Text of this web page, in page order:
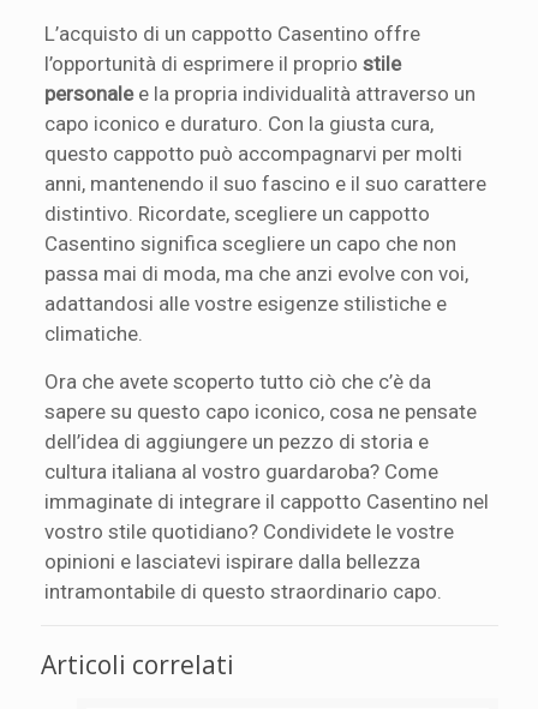
L’acquisto di un cappotto Casentino offre
l’opportunità di esprimere il propriostile
personalee la propria individualità attraverso un
capo iconico e duraturo. Con la giusta cura,
questo cappotto può accompagnarvi per molti
anni, mantenendo il suo fascino e il suo carattere
distintivo. Ricordate, scegliere un cappotto
Casentino significa scegliere un capo che non
passa mai di moda, ma che anzi evolve con voi,
adattandosi alle vostre esigenze stilistiche e
climatiche.
Ora che avete scoperto tutto ciò che c’è da
sapere su questo capo iconico, cosa ne pensate
dell’idea di aggiungere un pezzo di storia e
cultura italiana al vostro guardaroba? Come
immaginate di integrare il cappotto Casentino nel
vostro stile quotidiano? Condividete le vostre
opinioni e lasciatevi ispirare dalla bellezza
intramontabile di questo straordinario capo.
Articoli correlati